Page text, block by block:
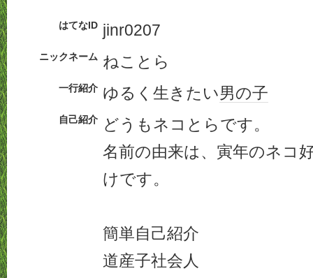
はてなID jinr0207
ニックネーム ねことら
一行紹介 ゆるく生きたい男の子
自己紹介
どうもネコとらです。
名前の由来は、寅年のネコ
けです。
簡単自己紹介
道産子社会人